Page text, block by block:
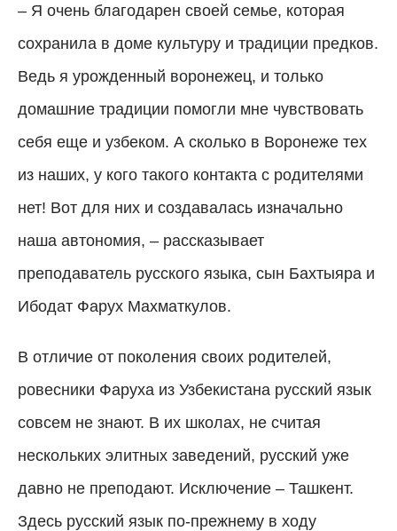
– Я очень благодарен своей семье, которая
сохранила в доме культуру и традиции предков.
Ведь я урожденный воронежец, и только
домашние традиции помогли мне чувствовать
себя еще и узбеком. А сколько в Воронеже тех
из наших, у кого такого контакта с родителями
нет! Вот для них и создавалась изначально
наша автономия, – рассказывает
преподаватель русского языка, сын Бахтыяра и
Ибодат Фарух Махматкулов.
В отличие от поколения своих родителей,
ровесники Фаруха из Узбекистана русский язык
совсем не знают. В их школах, не считая
нескольких элитных заведений, русский уже
давно не преподают. Исключение – Ташкент.
Здесь русский язык по-прежнему в ходу